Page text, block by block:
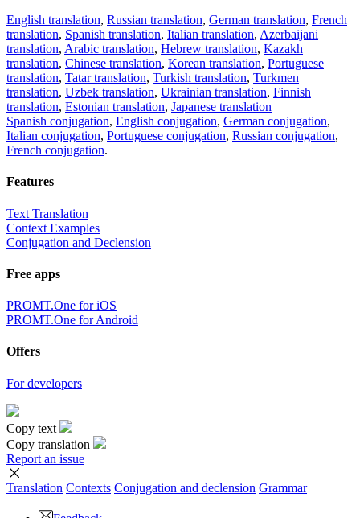
English translation, Russian translation, German translation, French
translation, Spanish translation, Italian translation, Azerbaijani
translation, Arabic translation, Hebrew translation, Kazakh
translation, Chinese translation, Korean translation, Portuguese
translation, Tatar translation, Turkish translation, Turkmen
translation, Uzbek translation, Ukrainian translation, Finnish
translation, Estonian translation, Japanese translation
Spanish conjugation, English conjugation, German conjugation,
Italian conjugation, Portuguese conjugation, Russian conjugation,
French conjugation.
Features
Text Translation
Context Examples
Conjugation and Declension
Free apps
PROMT.One for iOS
PROMT.One for Android
Offers
For developers
Copy text
Copy translation
Report an issue
Translation Contexts Conjugation and declension Grammar